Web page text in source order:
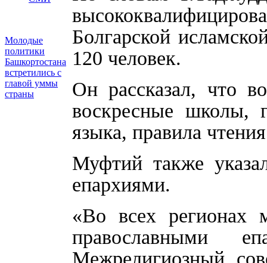
Молодые
политики
Башкортостана
встретились с
главой уммы
страны
Болгарской
120 человек.
Он рассказал, что
воскресные школы,
языка, правила
Муфтий также
епархиями.
«Во всех регионах
православными
Межрелигиозный